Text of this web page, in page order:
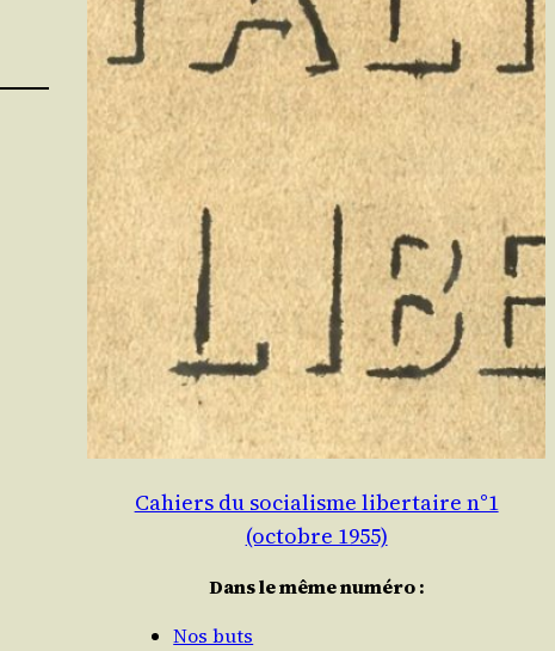
Cahiers du socialisme libertaire n°1
(octobre 1955)
Dans le même numéro :
Nos buts